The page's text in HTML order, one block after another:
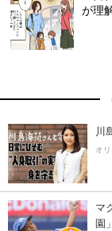
が理
川
オ
マ
園」